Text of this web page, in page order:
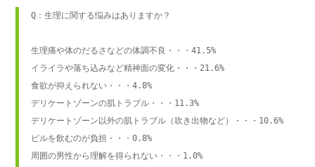
Q：生理に関する悩みはありますか？
生理痛や体のだるさなどの体調不良・・・41.5%
イライラや落ち込みなど精神面の変化・・・21.6%
食欲が抑えられない・・・4.8%
デリケートゾーンの肌トラブル・・・11.3%
デリケートゾーン以外の肌トラブル（吹き出物など）・・・10.6%
ピルを飲むのが負担・・・0.8%
周囲の男性から理解を得られない・・・1.0%